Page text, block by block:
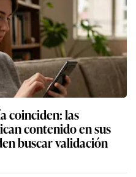
coinciden: las
contenido en sus
buscar validación